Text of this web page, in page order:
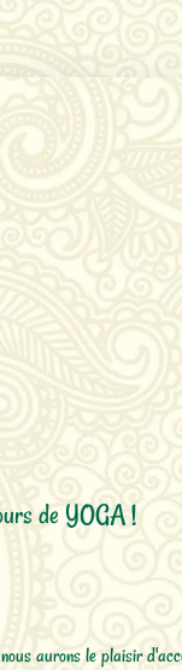
de YOGA !
aurons le plaisir